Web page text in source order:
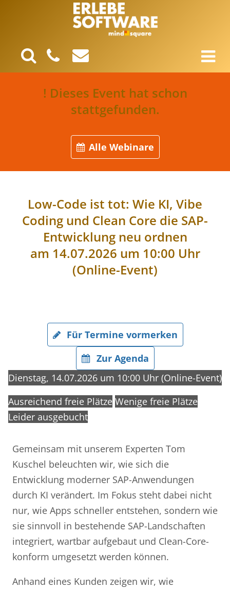
! Dieses Event hat schon
stattgefunden.
Alle Webinare
Low-Code ist tot: Wie KI, Vibe
Coding und Clean Core die SAP-
Entwicklung neu ordnen
am 14.07.2026 um 10:00 Uhr
(Online-Event)
Für Termine vormerken
Zur Agenda
Dienstag, 14.07.2026 um 10:00 Uhr (Online-Event)
Ausreichend freie Plätze Wenige freie Plätze
Leider ausgebucht
Gemeinsam mit unserem Experten Tom
Kuschel beleuchten wir, wie sich die
Entwicklung moderner SAP-Anwendungen
durch KI verändert. Im Fokus steht dabei nicht
nur, wie Apps schneller entstehen, sondern wie
sie sinnvoll in bestehende SAP-Landschaften
integriert, wartbar aufgebaut und Clean-Core-
konform umgesetzt werden können.
Anhand eines Kunden zeigen wir, wie